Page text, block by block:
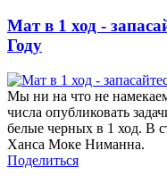
Мат в 1 ход -
Году
Мы ни на что не
числа опубликовать
белые черных в 1 ход. В
Ханса Моке Ниманна.
Поделиться